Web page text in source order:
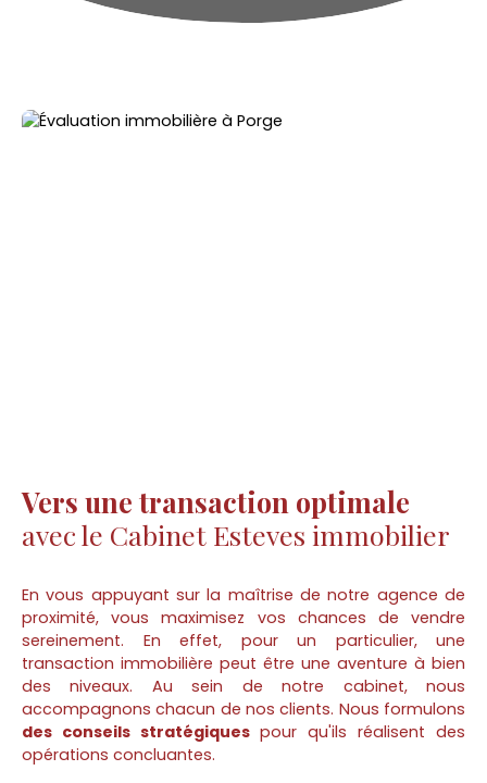
Vers une transaction optimale
avec le Cabinet Esteves immobilier
En vous appuyant sur la maîtrise de notre agence de
proximité, vous maximisez vos chances de vendre
sereinement. En effet, pour un particulier, une
transaction immobilière peut être une aventure à bien
des niveaux. Au sein de notre cabinet, nous
accompagnons chacun de nos clients. Nous formulons
des conseils stratégiques pour qu'ils réalisent des
opérations concluantes.